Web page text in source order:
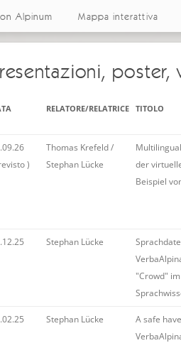
Alpinum Mappa interattiva
poster,
RELATORE/RELATRICE TITOLO
)
Thomas Krefeld /
Stephan Lücke
der
Beispiel
Stephan Lücke
"Crowd"
Stephan Lücke
A safe